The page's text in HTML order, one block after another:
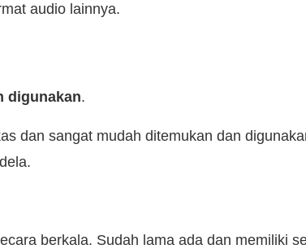
audio lainnya.
digunakan.
dan sangat mudah ditemukan dan
berkala. Sudah lama ada dan memiliki